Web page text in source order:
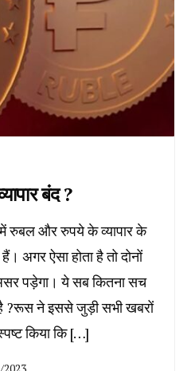
बंद ?
में रुबल और रुपये के व्यापार के
अगर ऐसा होता है तो दोनों
असर पड़ेगा। ये सब कितना सच
है ?रूस ने इससे जुड़ी सभी खबरों
किया कि […]